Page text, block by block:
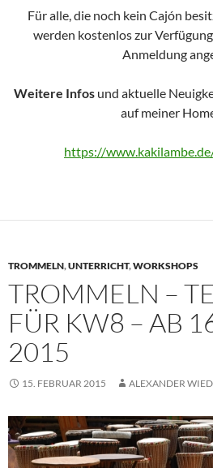
Für alle, die noch kein Cajón
werden kostenlos zur
Anmeldung
Weitere Infos und aktuelle
auf meiner
https://
TROMMELN,UNTERRICHT,WORKSHOPS
TROMMELN –
FÜR KW8 – AB
2015
15. FEBRUAR 2015 ALEXANDER